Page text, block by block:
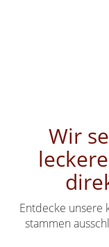
Wir
Entdecke unsere
stammen